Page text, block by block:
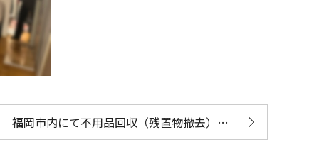
福岡市内にて不用品回収（残置物撤去）と単身引越し